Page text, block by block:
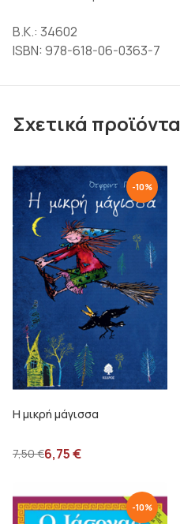
Β.Κ.: 34602
ISBN: 978-618-06-0363-7
Σχετικά προϊόντα
-10%
Η μικρή μάγισσα
7,50€6,75€
-10%